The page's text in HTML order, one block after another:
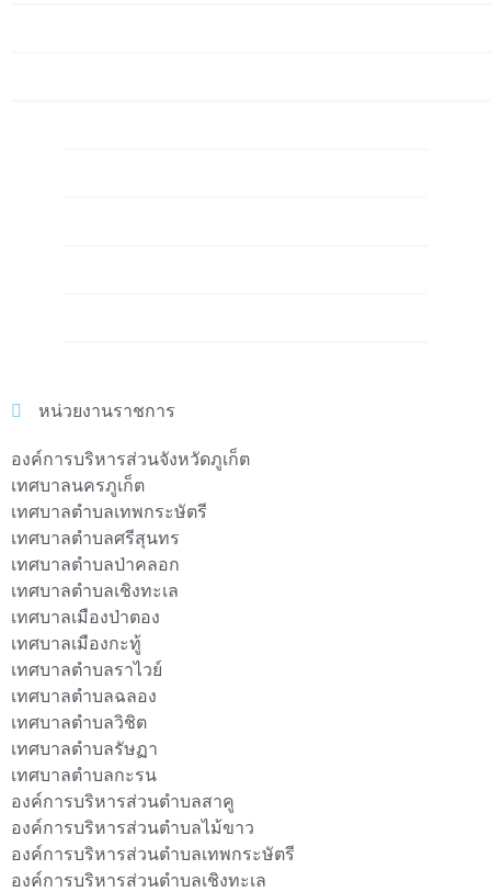
หน่วยงานราชการ
องค์การบริหารส่วนจังหวัดภูเก็ต
เทศบาลนครภูเก็ต
เทศบาลตำบลเทพกระษัตรี
เทศบาลตำบลศรีสุนทร
เทศบาลตำบลป่าคลอก
เทศบาลตำบลเชิงทะเล
เทศบาลเมืองป่าตอง
เทศบาลเมืองกะทู้
เทศบาลตำบลราไวย์
เทศบาลตำบลฉลอง
เทศบาลตำบลวิชิต
เทศบาลตำบลรัษฏา
เทศบาลตำบลกะรน
องค์การบริหารส่วนตำบลสาคู
องค์การบริหารส่วนตำบลไม้ขาว
องค์การบริหารส่วนตำบลเทพกระษัตรี
องค์การบริหารส่วนตำบลเชิงทะเล